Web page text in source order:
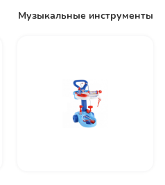
Музыкальные инструменты